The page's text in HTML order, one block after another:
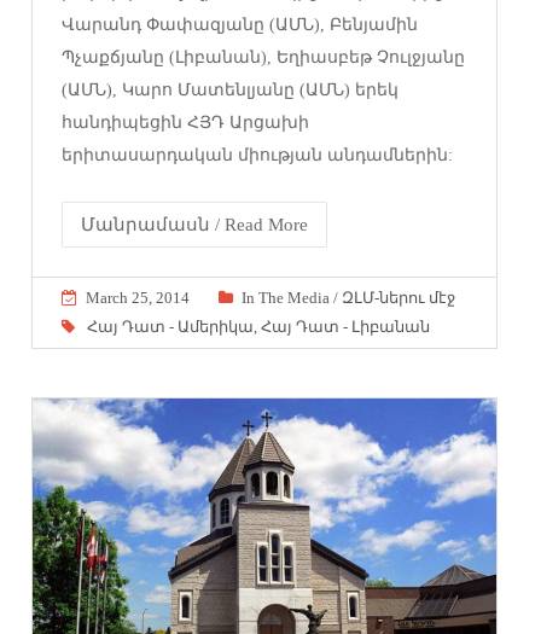
Վարանդ Փափազյանը (ԱՄՆ), Բենյամին
Պչաքճյանը (Լիբանան), Եղիասբեթ Չուլջյանը
(ԱՄՆ), Կարո Մատենլյանը (ԱՄՆ) երեկ
հանդիպեցին ՀՅԴ Արցախի
երիտասարդական միության անդամներին:
Մանրամասն / Read More
March 25, 2014
In The Media / ԶԼՄ-ներու մէջ
Հայ Դատ - Ամերիկա ,Հայ Դատ - Լիբանան